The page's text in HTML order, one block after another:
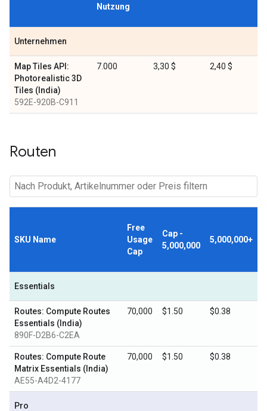
Nutzung
Unternehmen
Map Tiles API:
Photorealistic 3D
Tiles (India)
592E-920B-C911
7.000 3,30 $ 2,40 $
Routen
SKU Name
Free
Usage
Cap
Cap -
5,000,000
5,000,000+
Essentials
Routes: Compute Routes
Essentials (India)
890F-D2B6-C2EA
70,000 $1.50 $0.38
Routes: Compute Route
Matrix Essentials (India)
AE55-A4D2-4177
70,000 $1.50 $0.38
Pro